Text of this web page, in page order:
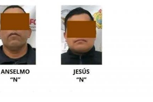
involucrado también será
para determinar la
establecer si existió
de alguno de los conductores.